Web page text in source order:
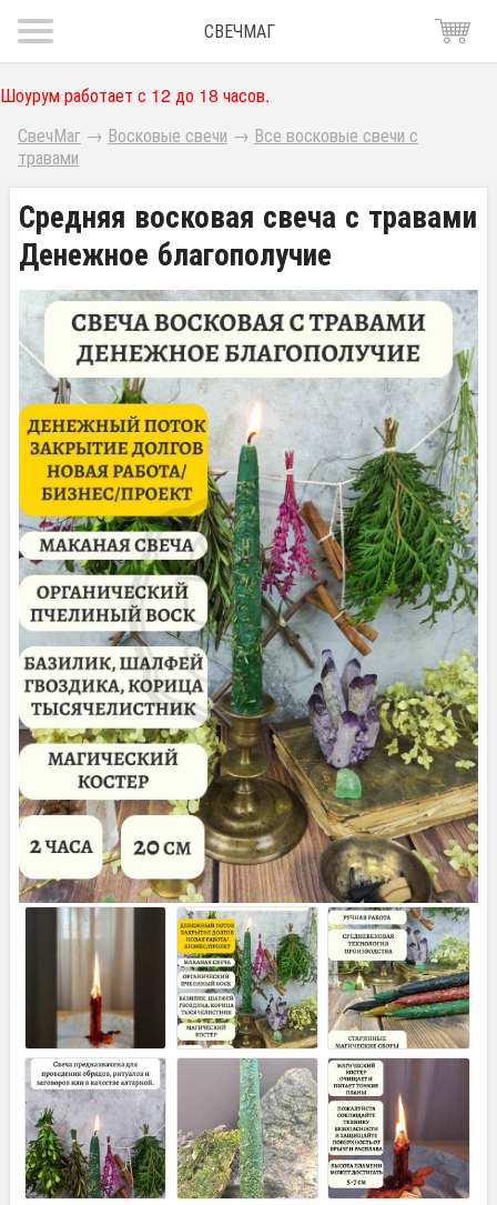
СВЕЧМАГ
Шоурум работает с 12 до 18 часов.
СвечМаг → Восковые свечи → Все восковые свечи с
травами
Средняя восковая свеча с травами
Денежное благополучие